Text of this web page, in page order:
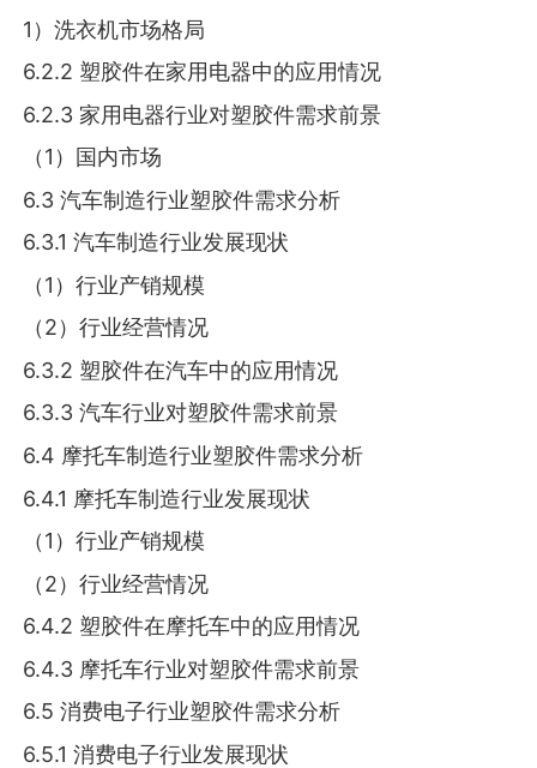
1）洗衣机市场格局
6.2.2 塑胶件在家用电器中的应用情况
6.2.3 家用电器行业对塑胶件需求前景
（1）国内市场
6.3 汽车制造行业塑胶件需求分析
6.3.1 汽车制造行业发展现状
（1）行业产销规模
（2）行业经营情况
6.3.2 塑胶件在汽车中的应用情况
6.3.3 汽车行业对塑胶件需求前景
6.4 摩托车制造行业塑胶件需求分析
6.4.1 摩托车制造行业发展现状
（1）行业产销规模
（2）行业经营情况
6.4.2 塑胶件在摩托车中的应用情况
6.4.3 摩托车行业对塑胶件需求前景
6.5 消费电子行业塑胶件需求分析
6.5.1 消费电子行业发展现状